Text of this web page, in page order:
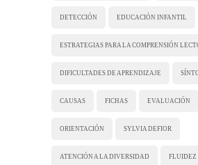
DETECCIÓN EDUCACIÓN INFANTIL
ESTRATEGIAS PARA LA COMPRENSIÓN
DIFICULTADES DE APRENDIZAJE
CAUSAS FICHAS EVALUACIÓN
ORIENTACIÓN SYLVIA DEFIOR
ATENCIÓN A LA DIVERSIDAD FLUIDEZ